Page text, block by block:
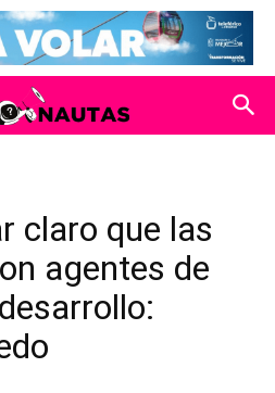
claro que las
agentes de